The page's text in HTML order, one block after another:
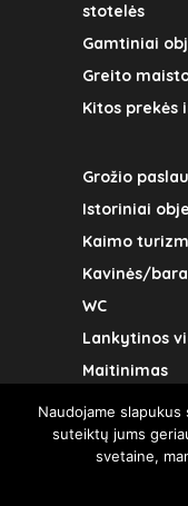
stotelės
Gamtiniai
Greito
Kitos prekės
Grožio
Istoriniai
Kaimo
Kavinės/
WC
Lankytinos
Maitinimas
Masažo
Muziejai/
Naudojame
suteiktų jums
svetaine,